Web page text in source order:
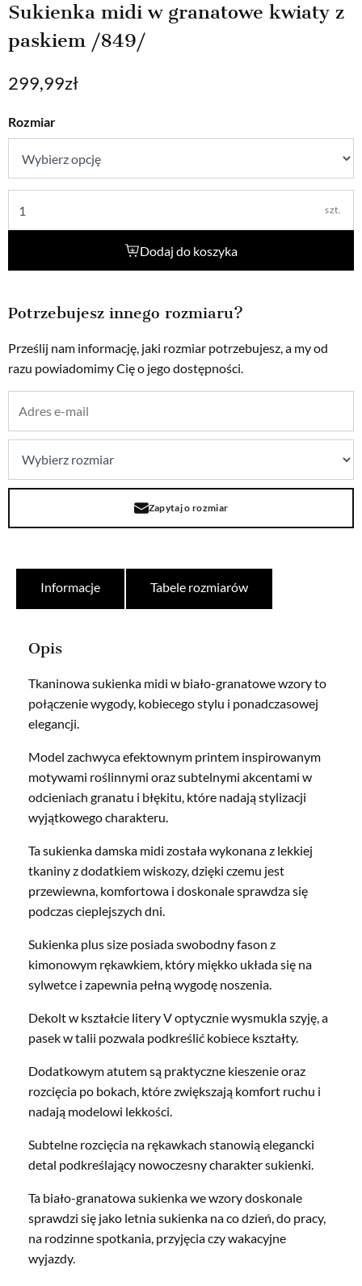
Sukienka midi w granatowe kwiaty z
paskiem /849/
299,99zł
Rozmiar
szt.
Dodaj do koszyka
Potrzebujesz innego rozmiaru?
Prześlij nam informację, jaki rozmiar potrzebujesz, a my od
razu powiadomimy Cię o jego dostępności.
Zapytaj o rozmiar
Informacje Tabele rozmiarów
Opis
Tkaninowa sukienka midi w biało-granatowe wzory to
połączenie wygody, kobiecego stylu i ponadczasowej
elegancji.
Model zachwyca efektownym printem inspirowanym
motywami roślinnymi oraz subtelnymi akcentami w
odcieniach granatu i błękitu, które nadają stylizacji
wyjątkowego charakteru.
Ta sukienka damska midi została wykonana z lekkiej
tkaniny z dodatkiem wiskozy, dzięki czemu jest
przewiewna, komfortowa i doskonale sprawdza się
podczas cieplejszych dni.
Sukienka plus size posiada swobodny fason z
kimonowym rękawkiem, który miękko układa się na
sylwetce i zapewnia pełną wygodę noszenia.
Dekolt w kształcie litery V optycznie wysmukla szyję, a
pasek w talii pozwala podkreślić kobiece kształty.
Dodatkowym atutem są praktyczne kieszenie oraz
rozcięcia po bokach, które zwiększają komfort ruchu i
nadają modelowi lekkości.
Subtelne rozcięcia na rękawkach stanowią elegancki
detal podkreślający nowoczesny charakter sukienki.
Ta biało-granatowa sukienka we wzory doskonale
sprawdzi się jako letnia sukienka na co dzień, do pracy,
na rodzinne spotkania, przyjęcia czy wakacyjne
wyjazdy.